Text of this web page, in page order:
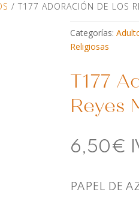
/ T177 ADORACIÓN DE LOS
Categorías:
Religiosas
T177
Reyes
6,50€
PAPEL DE